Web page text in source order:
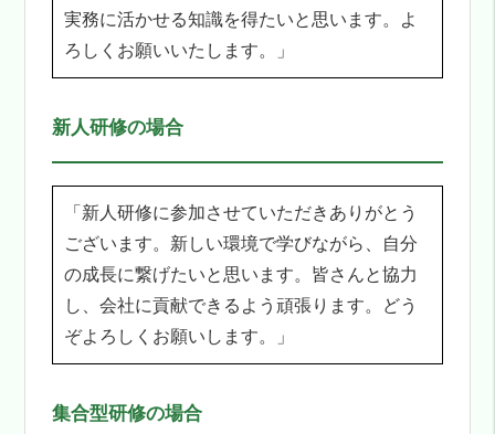
実務に活かせる知識を得たいと思います。よ
ろしくお願いいたします。」
新人研修の場合
「新人研修に参加させていただきありがとう
ございます。新しい環境で学びながら、自分
の成長に繋げたいと思います。皆さんと協力
し、会社に貢献できるよう頑張ります。どう
ぞよろしくお願いします。」
集合型研修の場合